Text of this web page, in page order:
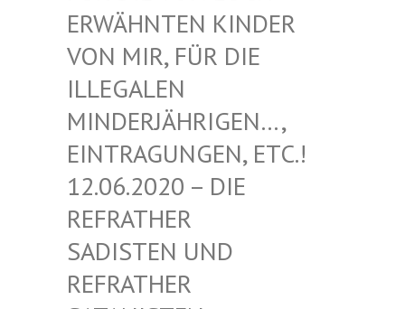
WÄHNTEN KINDER VO
N MIR, FÜR DIE IL
LEGALEN MI
NDERJÄHRIGEN…, EI
NTRAGUNGEN, ETC.! 12
.06.2020 – DIE RE
FRATHER SA
DISTEN UND RE
FRATHER SA